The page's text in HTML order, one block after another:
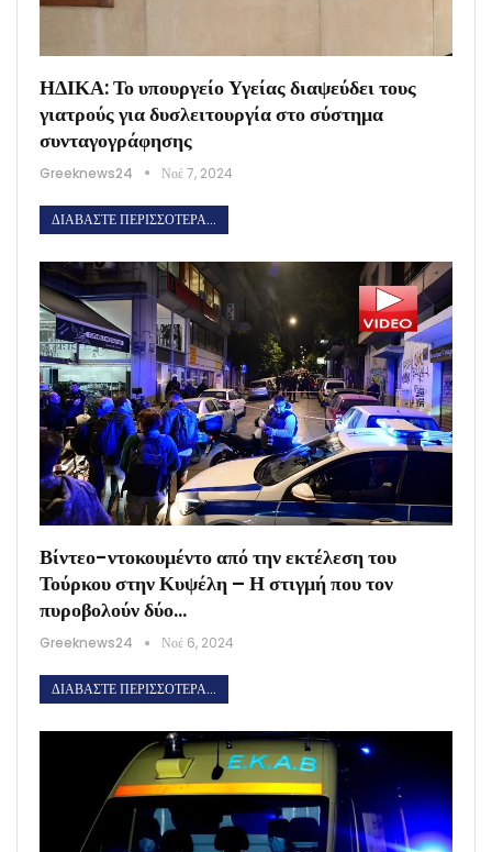
ΗΔΙΚΑ: Το υπουργείο Υγείας διαψεύδει τους
γιατρούς για δυσλειτουργία στο σύστημα
συνταγογράφησης
Greeknews24 Νοέ 7, 2024
ΔΙΑΒΆΣΤΕ ΠΕΡΙΣΣΌΤΕΡΑ...
Βίντεο-ντοκουμέντο από την εκτέλεση του
Τούρκου στην Κυψέλη – Η στιγμή που τον
πυροβολούν δύο…
Greeknews24 Νοέ 6, 2024
ΔΙΑΒΆΣΤΕ ΠΕΡΙΣΣΌΤΕΡΑ...